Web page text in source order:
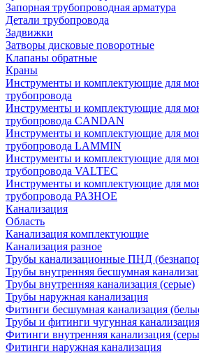
Запорная трубопроводная арматура
Детали трубопровода
Задвижки
Затворы дисковые поворотные
Клапаны обратные
Краны
Инструменты и комплектующие для
трубопровода
Инструменты и комплектующие для
трубопровода CANDAN
Инструменты и комплектующие для
трубопровода LAMMIN
Инструменты и комплектующие для
трубопровода VALTEC
Инструменты и комплектующие для
трубопровода РАЗНОЕ
Канализация
Область
Канализация комплектующие
Канализация разное
Трубы канализационные ПНД
Трубы внутренняя бесшумная
Трубы внутренняя канализация (серые)
Трубы наружная канализация
Фитинги бесшумная канализация
Трубы и фитинги чугунная канализация
Фитинги внутренняя канализация
Фитинги наружная канализация